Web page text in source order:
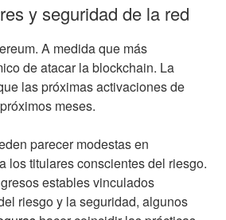
y seguridad de la red
A medida que más
de atacar la blockchain. La
las próximas activaciones de
meses.
parecer modestas en
los titulares conscientes del riesgo.
estables vinculados
riesgo y la seguridad, algunos